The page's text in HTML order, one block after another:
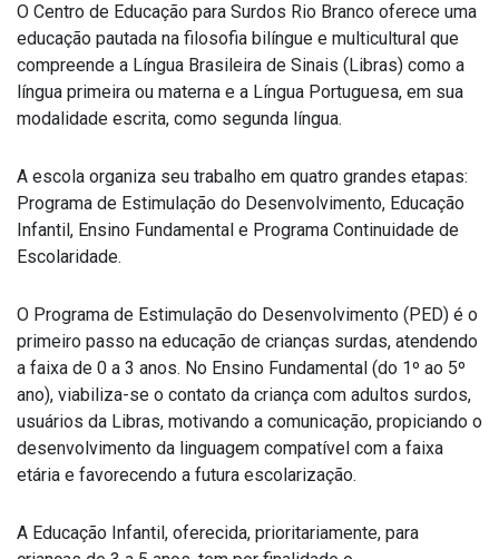
O Centro de Educação para Surdos Rio Branco oferece uma
educação pautada na filosofia bilíngue e multicultural que
compreende a Língua Brasileira de Sinais (Libras) como a
língua primeira ou materna e a Língua Portuguesa, em sua
modalidade escrita, como segunda língua.
A escola organiza seu trabalho em quatro grandes etapas:
Programa de Estimulação do Desenvolvimento, Educação
Infantil, Ensino Fundamental e Programa Continuidade de
Escolaridade.
O Programa de Estimulação do Desenvolvimento (PED) é o
primeiro passo na educação de crianças surdas, atendendo
a faixa de 0 a 3 anos. No Ensino Fundamental (do 1º ao 5º
ano), viabiliza-se o contato da criança com adultos surdos,
usuários da Libras, motivando a comunicação, propiciando o
desenvolvimento da linguagem compatível com a faixa
etária e favorecendo a futura escolarização.
A Educação Infantil, oferecida, prioritariamente, para